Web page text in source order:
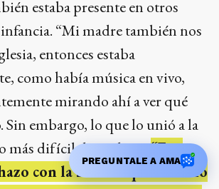
estaba presente en otros
infancia. “Mi madre también nos
entonces estaba
como había música en vivo,
mirando ahí a ver qué
Sin embargo, lo que lo unió a la
más difícil de explicar:“Fue
con la batería que no te lo
PREGUNTALE A AMA